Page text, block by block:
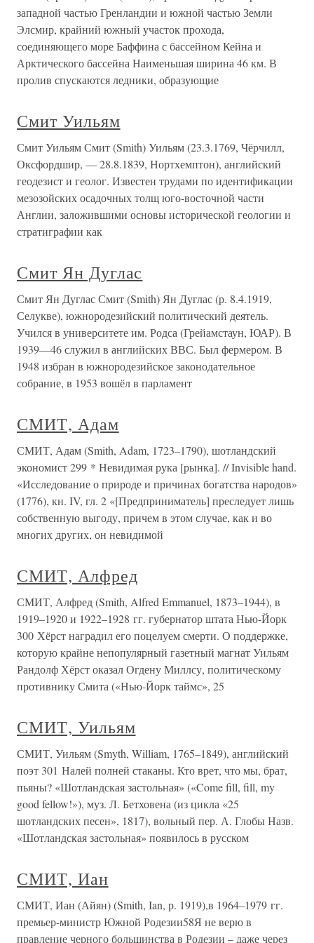
западной частью Гренландии и южной частью Земли
Элсмир, крайний южный участок прохода,
соединяющего море Баффина с бассейном Кейна и
Арктического бассейна Наименьшая ширина 46 км. В
пролив спускаются ледники, образующие
Смит Уильям
Смит Уильям Смит (Smith) Уильям (23.3.1769, Чёрчилл,
Оксфордшир, — 28.8.1839, Нортхемптон), английский
геодезист и геолог. Известен трудами по идентификации
мезозойских осадочных толщ юго-восточной части
Англии, заложившими основы исторической геологии и
стратиграфии как
Смит Ян Дуглас
Смит Ян Дуглас Смит (Smith) Ян Дуглас (р. 8.4.1919,
Селукве), южнородезийский политический деятель.
Учился в университете им. Родса (Грейамстаун, ЮАР). В
1939—46 служил в английских ВВС. Был фермером. В
1948 избран в южнородезийское законодательное
собрание, в 1953 вошёл в парламент
СМИТ, Адам
СМИТ, Адам (Smith, Adam, 1723–1790), шотландский
экономист 299 * Невидимая рука [рынка]. // Invisible hand.
«Исследование о природе и причинах богатства народов»
(1776), кн. IV, гл. 2 «[Предприниматель] преследует лишь
собственную выгоду, причем в этом случае, как и во
многих других, он невидимой
СМИТ, Алфред
СМИТ, Алфред (Smith, Alfred Emmanuel, 1873–1944), в
1919–1920 и 1922–1928 гг. губернатор штата Нью-Йорк
300 Хёрст наградил его поцелуем смерти. О поддержке,
которую крайне непопулярный газетный магнат Уильям
Рандолф Хёрст оказал Огдену Миллсу, политическому
противнику Смита («Нью-Йорк таймс», 25
СМИТ, Уильям
СМИТ, Уильям (Smyth, William, 1765–1849), английский
поэт 301 Налей полней стаканы. Кто врет, что мы, брат,
пьяны? «Шотландская застольная» («Come fill, fill, my
good fellow!»), муз. Л. Бетховена (из цикла «25
шотландских песен», 1817), вольный пер. А. Глобы Назв.
«Шотландская застольная» появилось в русском
СМИТ, Иан
СМИТ, Иан (Айян) (Smith, Ian, р. 1919),в 1964–1979 гг.
премьер-министр Южной Родезии58Я не верю в
правление черного большинства в Родезии – даже через